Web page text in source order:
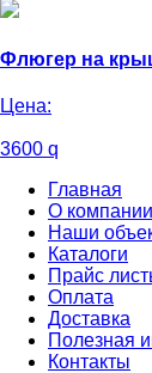
Флюгер на
Цена:
3600 q
Главная
О компании
Наши
Каталоги
Прайс
Оплата
Доставка
Полезная
Контакты